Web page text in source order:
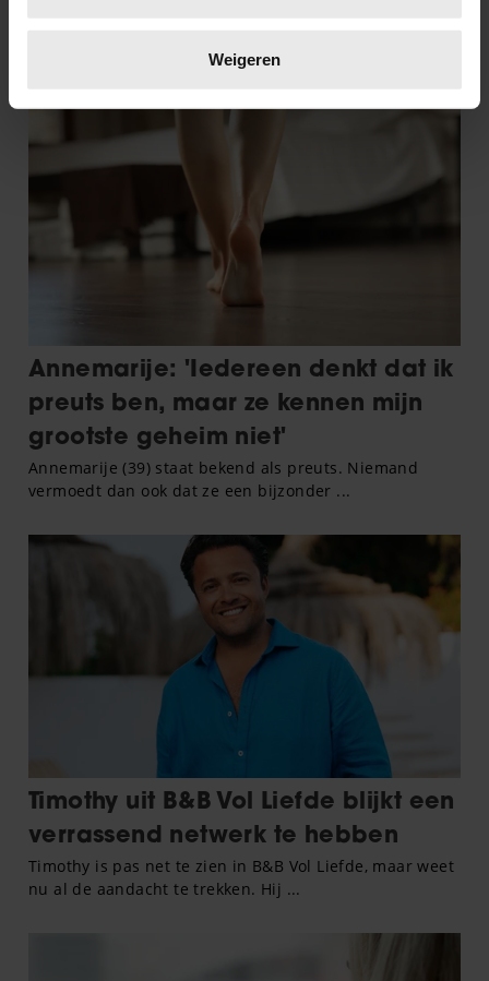
verwerkt en stel uw voorkeuren in het
intrekken in de Cookieverklaring.
We gebruiken cookies om content en advertenties te
personaliseren, om functies voor social media te bieden
en om ons websiteverkeer te analyseren. Ook delen we
informatie over uw gebruik van onze site met onze
partners voor social media, adverteren en analyse. Deze
partners kunnen deze gegevens combineren met andere
verzameld op basis van uw gebruik van hun services. U
gaat akkoord met onze cookies als u onze website blijft
gebruiken.
Weigeren